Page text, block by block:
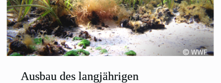
Ausbau des langjährigen